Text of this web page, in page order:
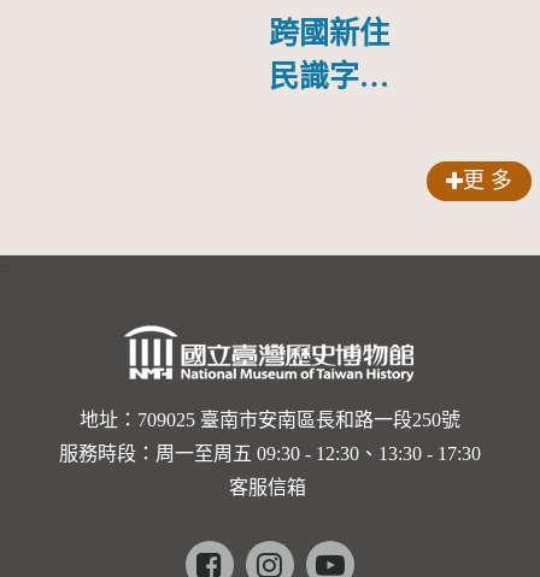
跨國新住
民識字與
更 多
地址：709025 臺南市安南區長和路一段250號
服務時段：周一至周五 09:30 - 12:30、13:30 - 17:30
客服信箱
Facebookinstagramyoutube